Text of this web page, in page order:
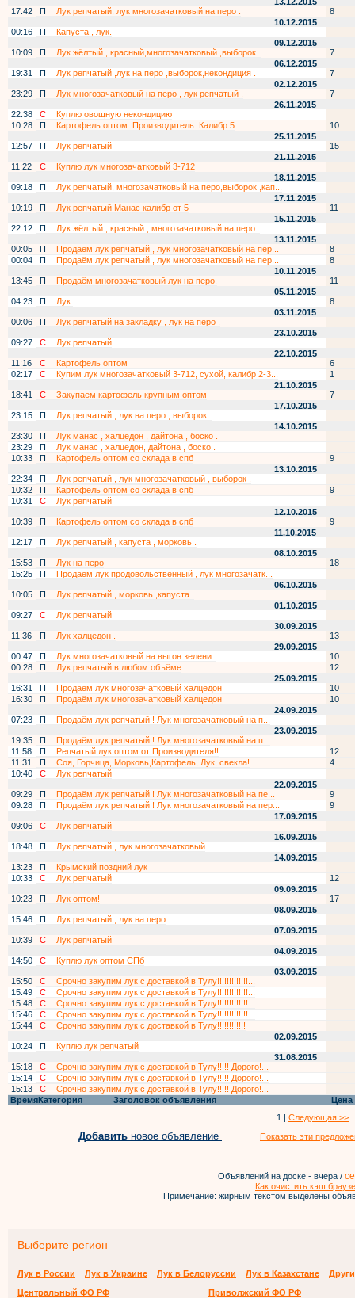
17:42
П Лук репчатый, лук многозачатковый на перо .
8
10.12.2015
00:16
П
Капуста , лук.
09.12.2015
10:09
П Лук жёлтый , красный,многозачатковый ,выборок .
7
06.12.2015
19:31
П Лук репчатый ,лук на перо ,выборок,некондиция .
7
02.12.2015
23:29
П Лук многозачатковый на перо , лук репчатый .
7
26.11.2015
22:38
С
Куплю овощную некондицию
10:28
П Картофель оптом. Производитель. Калибр 5
10
25.11.2015
12:57
П Лук репчатый
15
21.11.2015
11:22
С
Куплю лук многозачатковый 3-712
18.11.2015
09:18
П
Лук репчатый, многозачатковый на перо,выборок ,кап...
17.11.2015
10:19
П Лук репчатый Манас калибр от 5
11
15.11.2015
22:12
П
Лук жёлтый , красный , многозачатковый на перо .
13.11.2015
00:05
П Продаём лук репчатый , лук многозачатковый на пер...
8
00:04
П Продаём лук репчатый , лук многозачатковый на пер...
8
10.11.2015
13:45
П Продаём многозачатковый лук на перо.
11
05.11.2015
04:23
П Лук.
8
03.11.2015
00:06
П
Лук репчатый на закладку , лук на перо .
23.10.2015
09:27
С
Лук репчатый
22.10.2015
11:16
С Картофель оптом
6
02:17
С Купим лук многозачатковый 3-712, сухой, калибр 2-3...
1
21.10.2015
18:41
С Закупаем картофель крупным оптом
7
17.10.2015
23:15
П
Лук репчатый , лук на перо , выборок .
14.10.2015
23:30
П
Лук манас , халцедон , дайтона , боско .
23:29
П
Лук манас , халцедон, дайтона , боско .
10:33
П Картофель оптом со склада в спб
9
13.10.2015
22:34
П
Лук репчатый , лук многозачатковый , выборок .
10:32
П Картофель оптом со склада в спб
9
10:31
С
Лук репчатый
12.10.2015
10:39
П Картофель оптом со склада в спб
9
11.10.2015
12:17
П
Лук репчатый , капуста , морковь .
08.10.2015
15:53
П Лук на перо
18
15:25
П
Продаём лук продовольственный , лук многозачатк...
06.10.2015
10:05
П
Лук репчатый , морковь ,капуста .
01.10.2015
09:27
С
Лук репчатый
30.09.2015
11:36
П Лук халцедон .
13
29.09.2015
00:47
П Лук многозачатковый на выгон зелени .
10
00:28
П Лук репчатый в любом объёме
12
25.09.2015
16:31
П Продаём лук многозачатковый халцедон
10
16:30
П Продаём лук многозачатковый халцедон
10
24.09.2015
07:23
П
Продаём лук репчатый ! Лук многозачатковый на п...
23.09.2015
19:35
П
Продаём лук репчатый ! Лук многозачатковый на п...
11:58
П Репчатый лук оптом от Производителя!!
12
11:31
П Соя, Горчица, Морковь,Картофель, Лук, свекла!
4
10:40
С
Лук репчатый
22.09.2015
09:29
П Продаём лук репчатый ! Лук многозачатковый на пе...
9
09:28
П Продаём лук репчатый ! Лук многозачатковый на пер...
9
17.09.2015
09:06
С
Лук репчатый
16.09.2015
18:48
П
Лук репчатый , лук многозачатковый
14.09.2015
13:23
П
Крымский поздний лук
10:33
С Лук репчатый
12
09.09.2015
10:23
П Лук оптом!
17
08.09.2015
15:46
П
Лук репчатый , лук на перо
07.09.2015
10:39
С
Лук репчатый
04.09.2015
14:50
С
Куплю лук оптом СПб
03.09.2015
15:50
С
Срочно закупим лук с доставкой в Тулу!!!!!!!!!!!!!...
15:49
С
Срочно закупим лук с доставкой в Тулу!!!!!!!!!!!!!...
15:48
С
Срочно закупим лук с доставкой в Тулу!!!!!!!!!!!!!...
15:46
С
Срочно закупим лук с доставкой в Тулу!!!!!!!!!!!!!...
15:44
С
Срочно закупим лук с доставкой в Тулу!!!!!!!!!!!!
02.09.2015
10:24
П
Куплю лук репчатый
31.08.2015
15:18
С
Срочно закупим лук с доставкой в Тулу!!!!! Дорого!...
15:14
С
Срочно закупим лук с доставкой в Тулу!!!!! Дорого!...
15:13
С
Срочно закупим лук с доставкой в Тулу!!!!! Дорого!...
ВремяКатегория Заголовок объявления
Цена
1 | Следующая >>
Добавить новое объявление Показать эти
Объявлений на доске - вчера /
Как очистить кэш
Примечание: жирным текстом выделены
Выберите регион
Лук в России Лук в Украине Лук в Белоруссии Лук в Казахстане
Центральный ФО РФ
Приволжский ФО РФ